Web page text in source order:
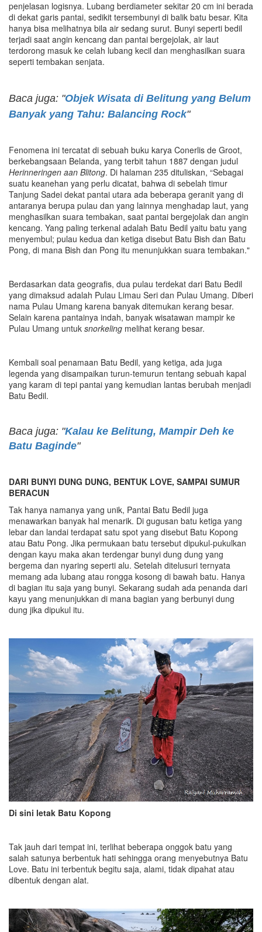
penjelasan logisnya. Lubang berdiameter sekitar 20 cm ini berada
di dekat garis pantai, sedikit tersembunyi di balik batu besar. Kita
hanya bisa melihatnya bila air sedang surut. Bunyi seperti bedil
terjadi saat angin kencang dan pantai bergejolak, air laut
terdorong masuk ke celah lubang kecil dan menghasilkan suara
seperti tembakan senjata.
Baca juga: "Objek Wisata di Belitung yang Belum
Banyak yang Tahu: Balancing Rock"
Fenomena ini tercatat di sebuah buku karya Conerlis de Groot,
berkebangsaan Belanda, yang terbit tahun 1887 dengan judul
Herinneringen aan Blitong. Di halaman 235 dituliskan, “Sebagai
suatu keanehan yang perlu dicatat, bahwa di sebelah timur
Tanjung Sadei dekat pantai utara ada beberapa geranit yang di
antaranya berupa pulau dan yang lainnya menghadap laut, yang
menghasilkan suara tembakan, saat pantai bergejolak dan angin
kencang. Yang paling terkenal adalah Batu Bedil yaitu batu yang
menyembul; pulau kedua dan ketiga disebut Batu Bish dan Batu
Pong, di mana Bish dan Pong itu menunjukkan suara tembakan."
Berdasarkan data geografis, dua pulau terdekat dari Batu Bedil
yang dimaksud adalah Pulau Limau Seri dan Pulau Umang. Diberi
nama Pulau Umang karena banyak ditemukan kerang besar.
Selain karena pantainya indah, banyak wisatawan mampir ke
Pulau Umang untuk snorkeling melihat kerang besar.
Kembali soal penamaan Batu Bedil, yang ketiga, ada juga
legenda yang disampaikan turun-temurun tentang sebuah kapal
yang karam di tepi pantai yang kemudian lantas berubah menjadi
Batu Bedil.
Baca juga: "Kalau ke Belitung, Mampir Deh ke
Batu Baginde"
DARI BUNYI DUNG DUNG, BENTUK LOVE, SAMPAI SUMUR
BERACUN
Tak hanya namanya yang unik, Pantai Batu Bedil juga
menawarkan banyak hal menarik. Di gugusan batu ketiga yang
lebar dan landai terdapat satu spot yang disebut Batu Kopong
atau Batu Pong. Jika permukaan batu tersebut dipukul-pukulkan
dengan kayu maka akan terdengar bunyi dung dung yang
bergema dan nyaring seperti alu. Setelah ditelusuri ternyata
memang ada lubang atau rongga kosong di bawah batu. Hanya
di bagian itu saja yang bunyi. Sekarang sudah ada penanda dari
kayu yang menunjukkan di mana bagian yang berbunyi dung
dung jika dipukul itu.
Di sini letak Batu Kopong
Tak jauh dari tempat ini, terlihat beberapa onggok batu yang
salah satunya berbentuk hati sehingga orang menyebutnya Batu
Love. Batu ini terbentuk begitu saja, alami, tidak dipahat atau
dibentuk dengan alat.